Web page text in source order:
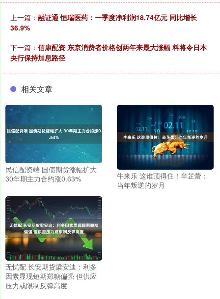
上一篇： 融证通 恒瑞医药：一季度净利润18.74亿元 同比增长
36.9%
下一篇： 信康配资 东京消费者价格创两年来最大涨幅 料将令日本
央行保持加息路径
相关文章
民信配资端 国债期货涨幅扩大
30年期主力合约涨0.63%
牛来乐 这谁顶得住！辛芷蕾：
当年叛逆的岁月
无忧配 长安期货梁安迪：利多
因素显现短期郑糖偏强 但供应
压力或限制反弹高度